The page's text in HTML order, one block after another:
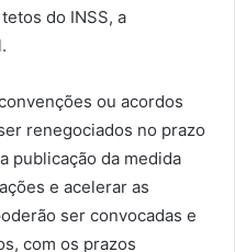
do INSS, a
ou acordos
renegociados no prazo
publicação da medida
e acelerar as
ser convocadas e
com os prazos